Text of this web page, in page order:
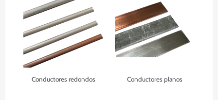
Conductores redondos Conductores planos